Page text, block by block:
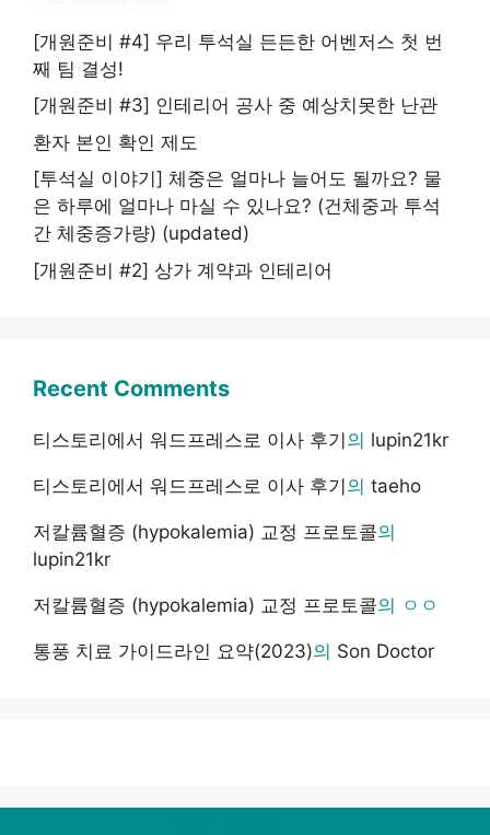
[개원준비 #4] 우리 투석실 든든한 어벤저스 첫 번
째 팀 결성!
[개원준비 #3] 인테리어 공사 중 예상치못한 난관
환자 본인 확인 제도
[투석실 이야기] 체중은 얼마나 늘어도 될까요? 물
은 하루에 얼마나 마실 수 있나요? (건체중과 투석
간 체중증가량) (updated)
[개원준비 #2] 상가 계약과 인테리어
Recent Comments
티스토리에서 워드프레스로 이사 후기의 lupin21kr
티스토리에서 워드프레스로 이사 후기의 taeho
저칼륨혈증 (hypokalemia) 교정 프로토콜의
lupin21kr
저칼륨혈증 (hypokalemia) 교정 프로토콜의 ㅇㅇ
통풍 치료 가이드라인 요약(2023)의 Son Doctor